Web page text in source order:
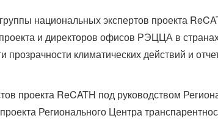
национальных экспертов проекта
и директоров офисов РЭЦЦА в
климатических действий и
проекта ReCATH под руководством
Регионального Центра